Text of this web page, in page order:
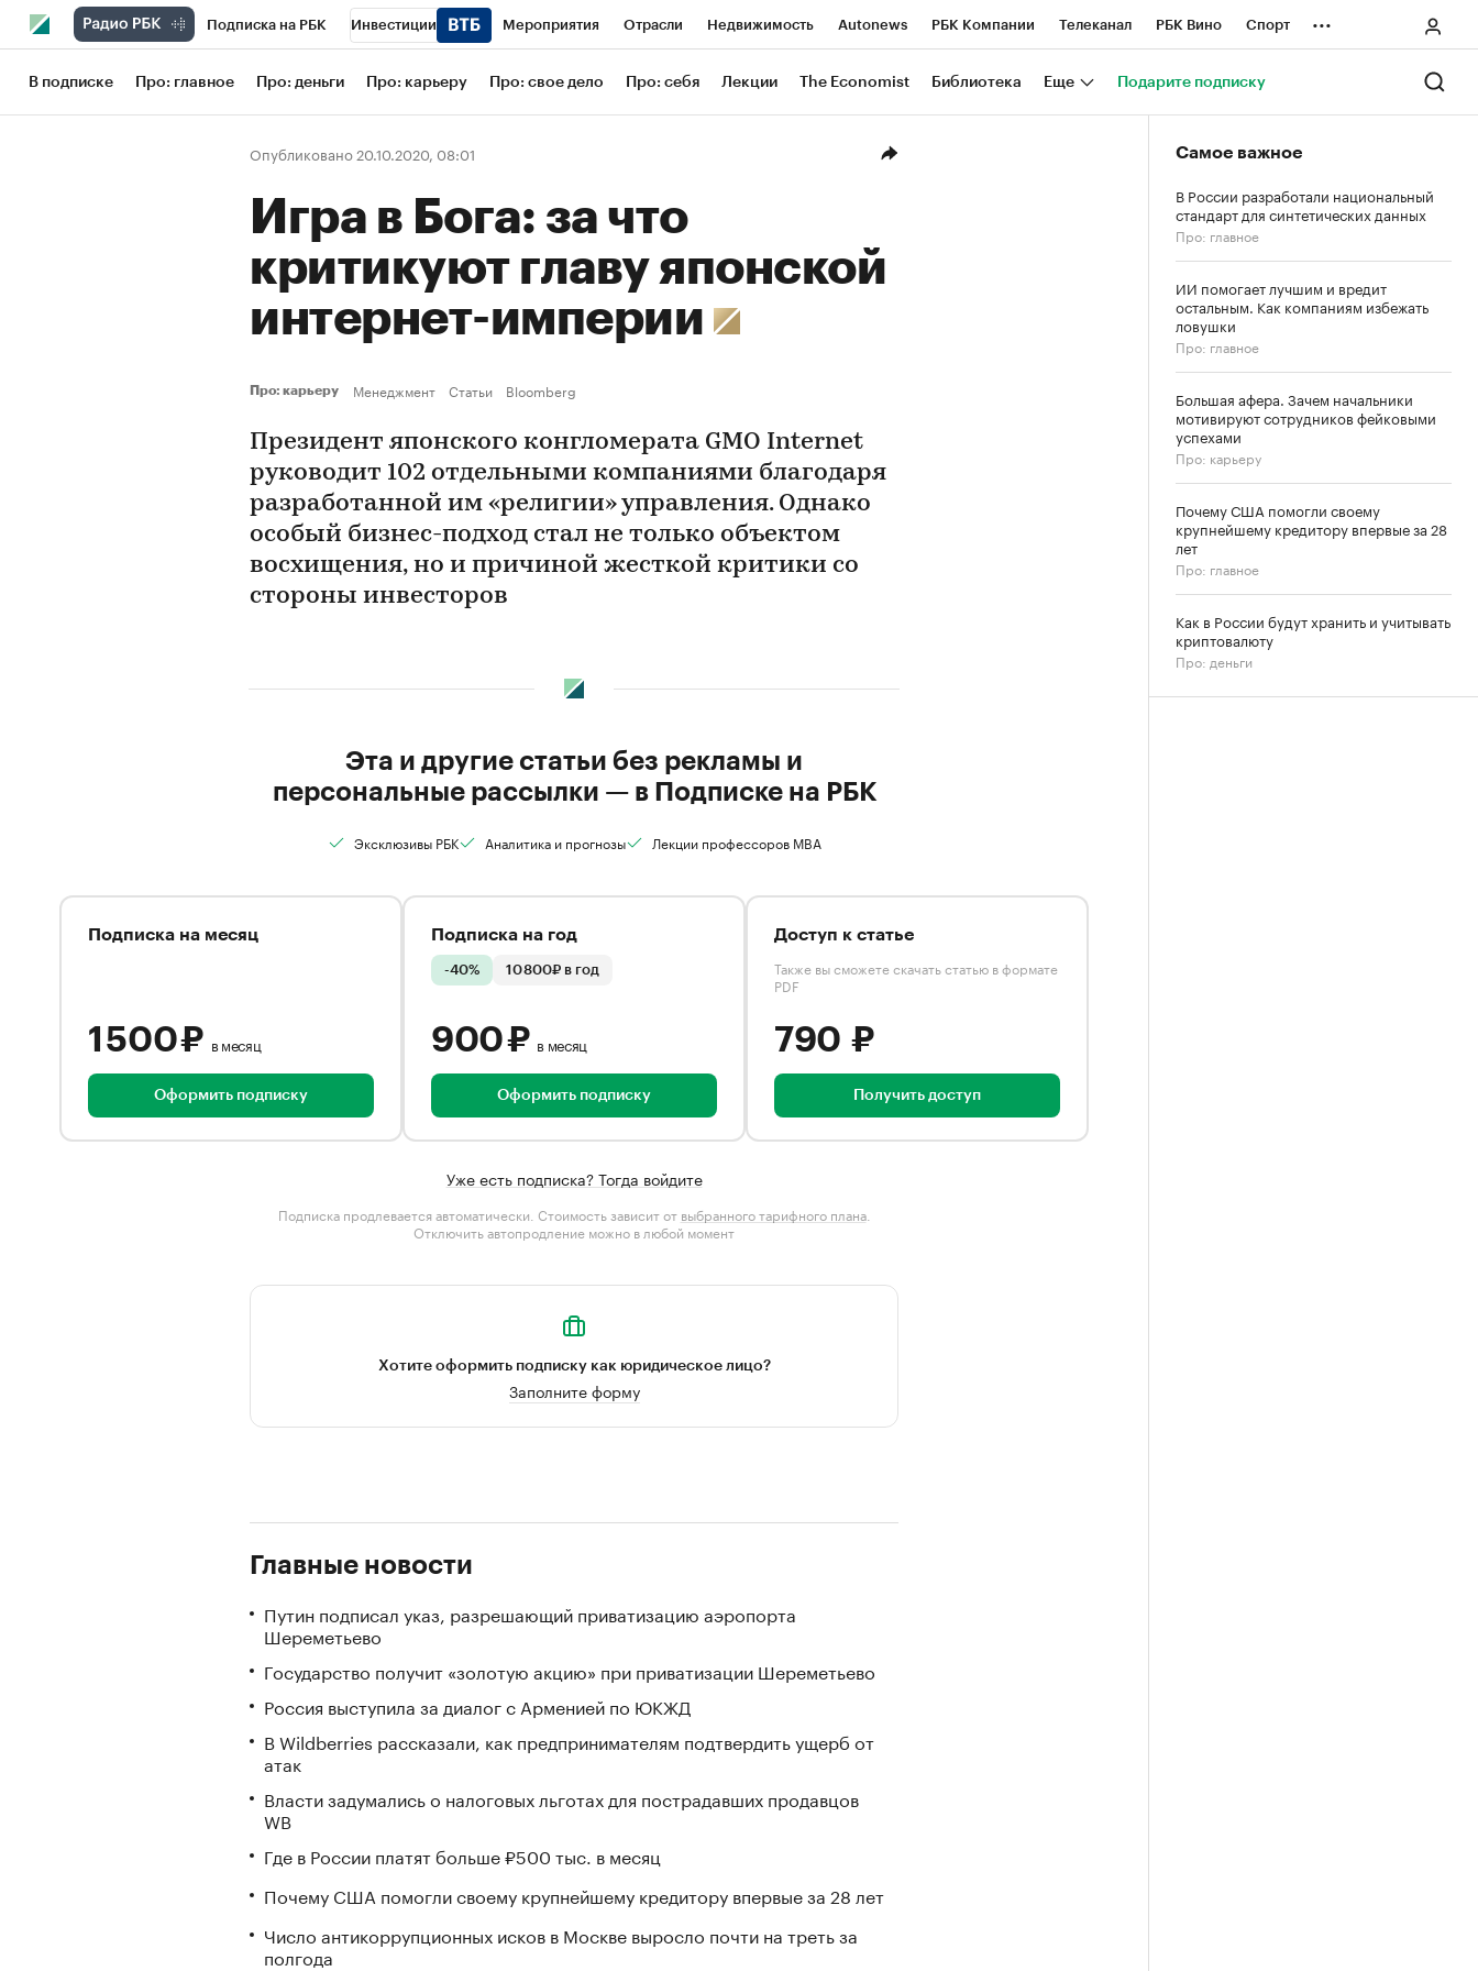
Подписка на РБК Инвестиции Мероприятия Отрасли Недвижимость Autonews РБК Компании Телеканал РБК Вино Спорт
Школа управления РБК РБК Образование РБК Life Тренды Визионеры Национальные проекты Город
Рынок наличной валюты
...
В подписке Про: главное Про: деньги Про: карьеру Про: свое дело Про: себя Лекции The Economist Библиотека Еще Подарите подписку
Опубликовано 20.10.2020, 08:01
Игра в Бога: за что
критикуют главу японской
интернет-империи
Про: карьеру Менеджмент Статьи Bloomberg
Президент японского конгломерата GMO Internet
руководит 102 отдельными компаниями благодаря
разработанной им «религии» управления. Однако
особый бизнес-подход стал не только объектом
восхищения, но и причиной жесткой критики со
стороны инвесторов
Эта и другие статьи без рекламы и
персональные рассылки — в Подписке на РБК
Эксклюзивы РБК Аналитика и прогнозы Лекции профессоров MBA
Подписка на месяц
1 500 ₽ в месяц
Оформить подписку
Подписка на год
-40% 10 800₽ в год
900 ₽ в месяц
Оформить подписку
Доступ к статье
Также вы сможете скачать статью в формате
PDF
790 ₽
Получить доступ
Уже есть подписка? Тогда войдите
Подписка продлевается автоматически. Стоимость зависит от выбранного тарифного плана.
Отключить автопродление можно в любой момент
Хотите оформить подписку как юридическое лицо?
Заполните форму
Главные новости
Путин подписал указ, разрешающий приватизацию аэропорта
Шереметьево
Государство получит «золотую акцию» при приватизации Шереметьево
Россия выступила за диалог с Арменией по ЮКЖД
В Wildberries рассказали, как предпринимателям подтвердить ущерб от
атак
Власти задумались о налоговых льготах для пострадавших продавцов
WB
Где в России платят больше ₽500 тыс. в месяц
Почему США помогли своему крупнейшему кредитору впервые за 28 лет
Число антикоррупционных исков в Москве выросло почти на треть за
полгода
Самое важное
В России разработали национальный
стандарт для синтетических данных
Про: главное
ИИ помогает лучшим и вредит
остальным. Как компаниям избежать
ловушки
Про: главное
Большая афера. Зачем начальники
мотивируют сотрудников фейковыми
успехами
Про: карьеру
Почему США помогли своему
крупнейшему кредитору впервые за 28
лет
Про: главное
Как в России будут хранить и учитывать
криптовалюту
Про: деньги